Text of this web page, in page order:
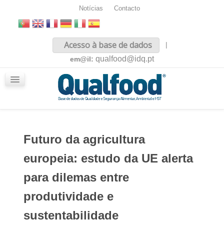
Notícias Contacto
Acesso à base de dados
|
em@il: qualfood@idq.pt
Futuro da agricultura
europeia: estudo da UE alerta
para dilemas entre
produtividade e
sustentabilidade